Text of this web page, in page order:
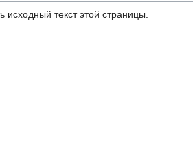
текст этой страницы.